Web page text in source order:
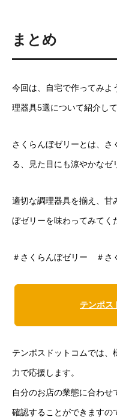
まとめ
今回は、自宅で作ってみよ
理器具5選について紹介して
さくらんぼゼリーとは、さ
る、見た目にも涼やかなゼ
適切な調理器具を揃え、甘
ぼゼリーを味わってみてく
＃さくらんぼゼリー ＃
テンポス
テンポスドットコムでは、
力で応援します。
自分のお店の業態に合わ
確認することができますの